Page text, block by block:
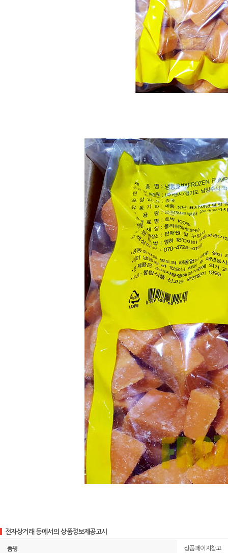
전자상거래 등에서의 상품정보제공고시
품명 상품페이지참고